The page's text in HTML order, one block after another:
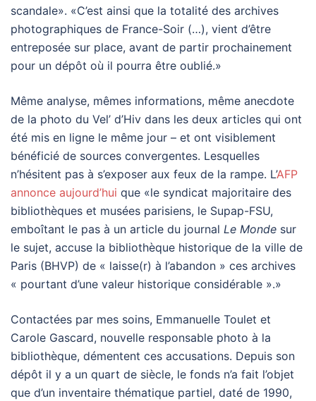
scandale». «C’est ainsi que la totalité des archives
photographiques de France-Soir (…), vient d’être
entreposée sur place, avant de partir prochainement
pour un dépôt où il pourra être oublié.»
Même analyse, mêmes informations, même anecdote
de la photo du Vel’ d’Hiv dans les deux articles qui ont
été mis en ligne le même jour – et ont visiblement
bénéficié de sources convergentes. Lesquelles
n’hésitent pas à s’exposer aux feux de la rampe. L’AFP
annonce aujourd’hui que «le syndicat majoritaire des
bibliothèques et musées parisiens, le Supap-FSU,
emboîtant le pas à un article du journal Le Monde sur
le sujet, accuse la bibliothèque historique de la ville de
Paris (BHVP) de « laisse(r) à l’abandon » ces archives
« pourtant d’une valeur historique considérable ».»
Contactées par mes soins, Emmanuelle Toulet et
Carole Gascard, nouvelle responsable photo à la
bibliothèque, démentent ces accusations. Depuis son
dépôt il y a un quart de siècle, le fonds n’a fait l’objet
que d’un inventaire thématique partiel, daté de 1990,